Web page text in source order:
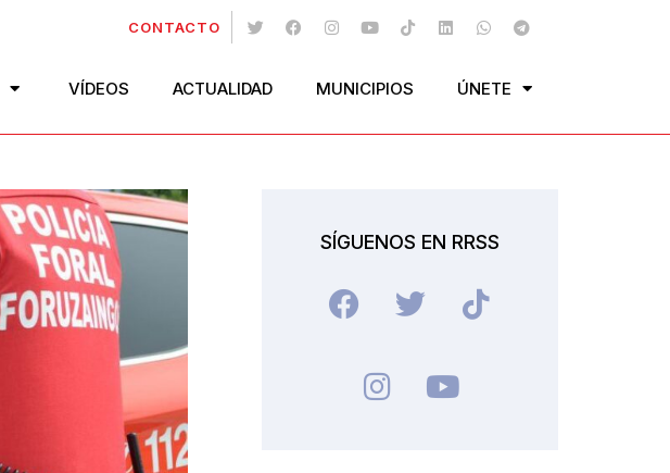
CONTACTO
VÍDEOS ACTUALIDAD MUNICIPIOS ÚNETE
SÍGUENOS EN RRSS